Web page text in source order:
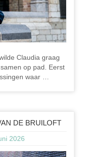
Claudia graag
op pad. Eerst
waar …
DE BRUILOFT
2026